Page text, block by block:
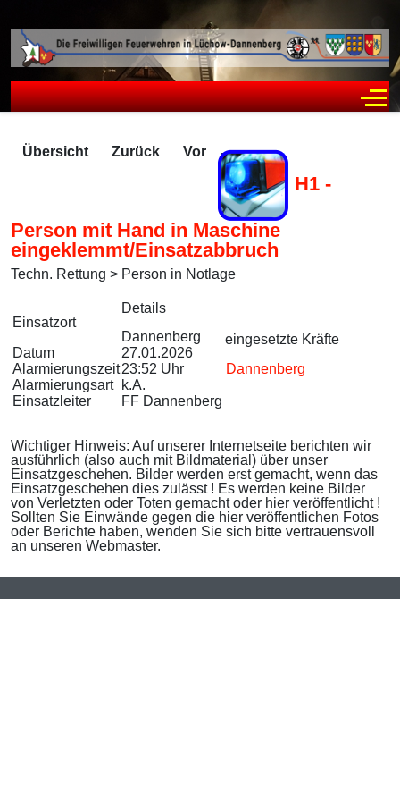
Übersicht Zurück Vor
H1 -
Person mit Hand in Maschine
eingeklemmt/Einsatzabbruch
Techn. Rettung > Person in Notlage
Einsatzort
Details
Dannenberg
Datum
27.01.2026
Alarmierungszeit23:52 Uhr
Alarmierungsart
k.A.
Einsatzleiter
FF Dannenberg
eingesetzte Kräfte
Dannenberg
Wichtiger Hinweis: Auf unserer Internetseite berichten wir
ausführlich (also auch mit Bildmaterial) über unser
Einsatzgeschehen. Bilder werden erst gemacht, wenn das
Einsatzgeschehen dies zulässt ! Es werden keine Bilder
von Verletzten oder Toten gemacht oder hier veröffentlicht !
Sollten Sie Einwände gegen die hier veröffentlichen Fotos
oder Berichte haben, wenden Sie sich bitte vertrauensvoll
an unseren Webmaster.